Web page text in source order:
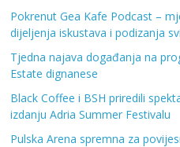
Pokrenut Gea Kafe Podcast –
dijeljenja iskustava i podizanja
Tjedna najava događanja na
Estate dignanese
Black Coffee i BSH priredili
izdanju Adria Summer Festivalu
Pulska Arena spremna za